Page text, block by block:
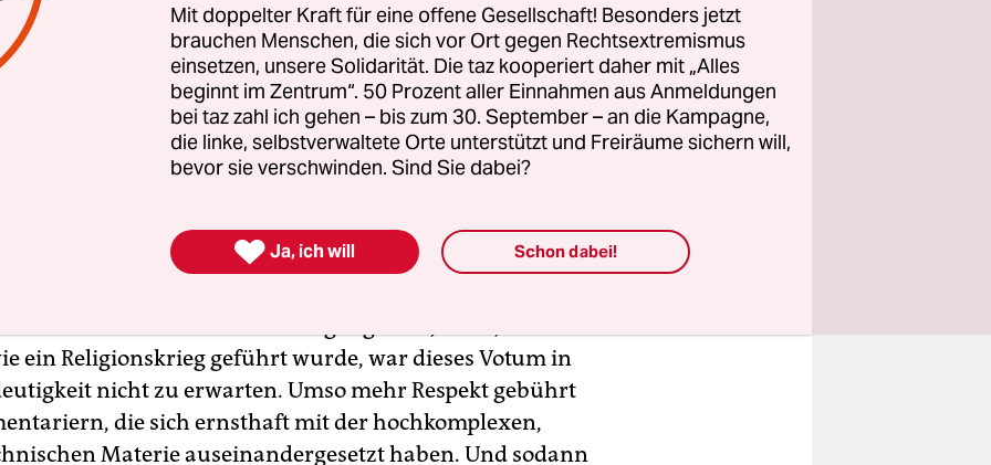
ein Religionskrieg geführt wurde, war dieses Votum in
nicht zu erwarten. Umso mehr Respekt gebührt
die sich ernsthaft mit der hochkomplexen,
Materie auseinandergesetzt haben. Und sodann
Mit doppelter Kraft für eine offene Gesellschaft! Besonders jetzt
brauchen Menschen, die sich vor Ort gegen Rechtsextremismus
einsetzen, unsere Solidarität. Die taz kooperiert daher mit „Alles
beginnt im Zentrum“. 50 Prozent aller Einnahmen aus Anmeldungen
bei taz zahl ich gehen – bis zum 30. September – an die Kampagne,
die linke, selbstverwaltete Orte unterstützt und Freiräume sichern will,
bevor sie verschwinden. Sind Sie dabei?
 Ja, ich will Schon dabei!